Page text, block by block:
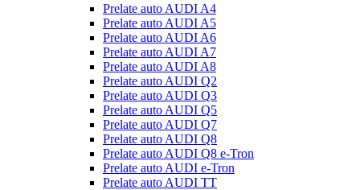
Prelate auto AUDI A4
Prelate auto AUDI A5
Prelate auto AUDI A6
Prelate auto AUDI A7
Prelate auto AUDI A8
Prelate auto AUDI Q2
Prelate auto AUDI Q3
Prelate auto AUDI Q5
Prelate auto AUDI Q7
Prelate auto AUDI Q8
Prelate auto AUDI Q8 e-Tron
Prelate auto AUDI e-Tron
Prelate auto AUDI TT